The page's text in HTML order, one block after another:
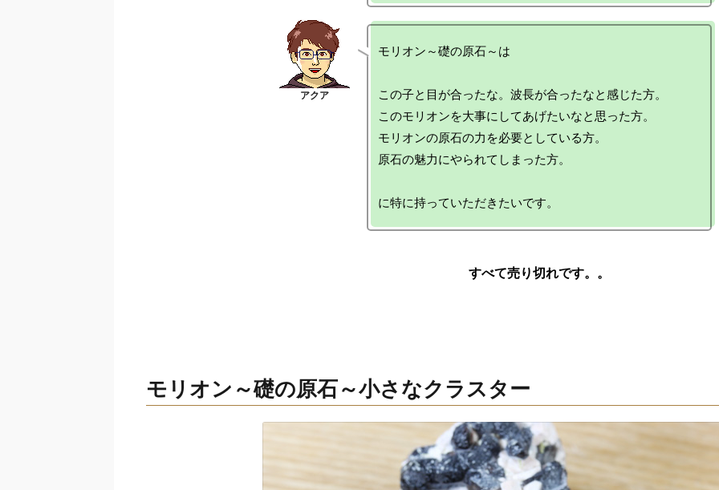
モリオン～礎の原石～は
この子と目が合ったな。波長が合ったなと感じた方。
このモリオンを大事にしてあげたいなと思った方。
モリオンの原石の力を必要としている方。
原石の魅力にやられてしまった方。
モリオン～礎の原石～小さなクラスター